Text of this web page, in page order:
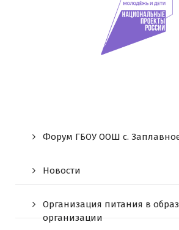
Форум ГБОУ ООШ c.
Новости
Организация питания в
организации